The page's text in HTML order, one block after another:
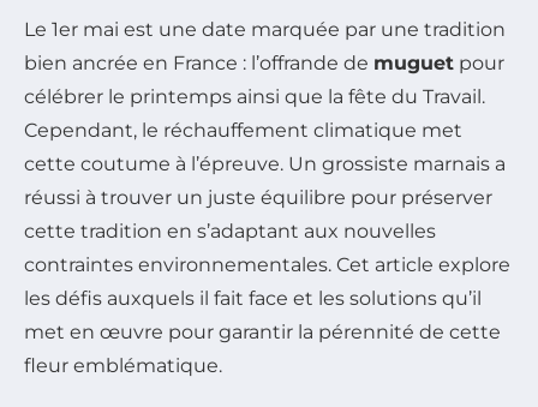
Le 1er mai est une date marquée par une tradition
bien ancrée en France : l’offrande de muguet pour
célébrer le printemps ainsi que la fête du Travail.
Cependant, le réchauffement climatique met
cette coutume à l’épreuve. Un grossiste marnais a
réussi à trouver un juste équilibre pour préserver
cette tradition en s’adaptant aux nouvelles
contraintes environnementales. Cet article explore
les défis auxquels il fait face et les solutions qu’il
met en œuvre pour garantir la pérennité de cette
fleur emblématique.